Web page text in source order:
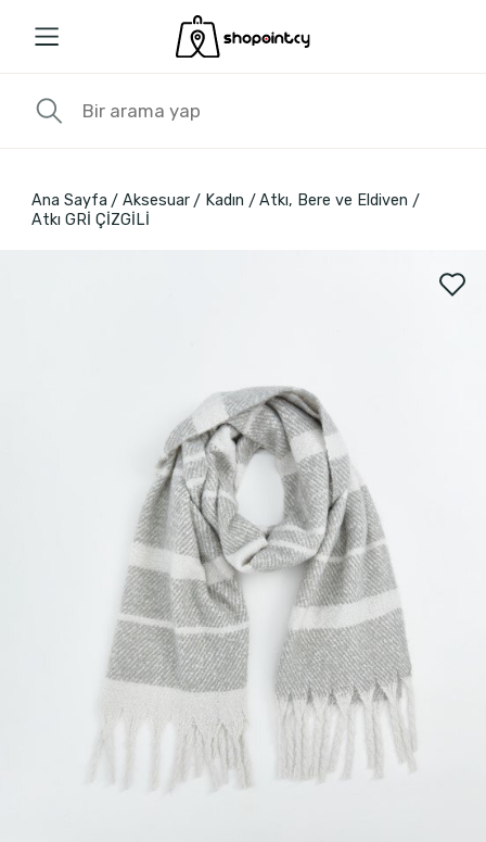
Ana Sayfa Aksesuar Kadın
Atkı, Bere ve Eldiven
Atkı GRİ ÇİZGİLİ